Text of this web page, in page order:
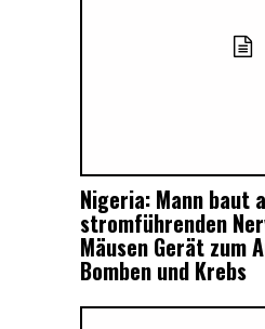
Nigeria: Mann baut
stromführenden
Mäusen Gerät zum
Bomben und Krebs